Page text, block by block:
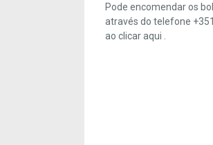
Pode encomendar os
através do telefone
ao clicaraqui